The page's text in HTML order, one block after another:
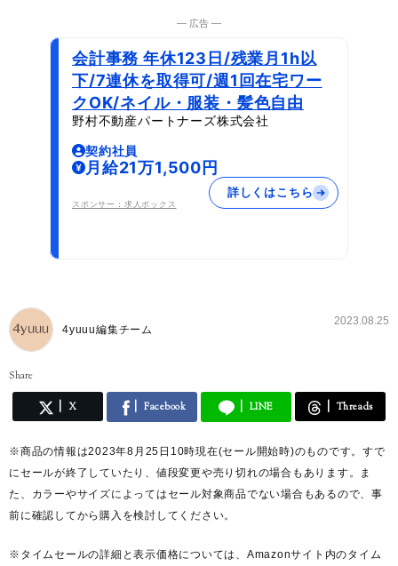
― 広告 ―
会計事務 年休123日/残業月1h以
下/7連休を取得可/週1回在宅ワー
クOK/ネイル・服装・髪色自由
野村不動産パートナーズ株式会社
契約社員
月給21万1,500円
スポンサー：求人ボックス
詳しくはこちら
4yuuu編集チーム
2023.08.25
Share
X Facebook LINE Threads
※商品の情報は2023年8月25日10時現在(セール開始時)のものです。すで
にセールが終了していたり、値段変更や売り切れの場合もあります。ま
た、カラーやサイズによってはセール対象商品でない場合もあるので、事
前に確認してから購入を検討してください。
※タイムセールの詳細と表示価格については、Amazonサイト内のタイム